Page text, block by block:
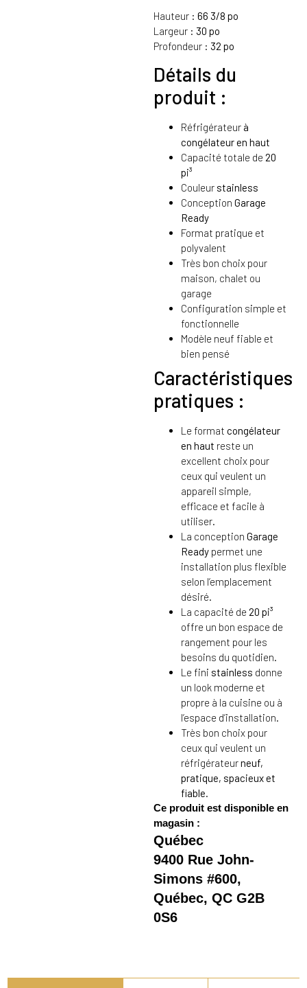
Hauteur : 66 3/8 po
Largeur : 30 po
Profondeur : 32 po
Détails du
produit :
Réfrigérateur à
congélateur en haut
Capacité totale de 20
pi³
Couleur stainless
Conception Garage
Ready
Format pratique et
polyvalent
Très bon choix pour
maison, chalet ou
garage
Configuration simple et
fonctionnelle
Modèle neuf fiable et
bien pensé
Caractéristiques
pratiques :
Le format congélateur
en haut reste un
excellent choix pour
ceux qui veulent un
appareil simple,
efficace et facile à
utiliser.
La conception Garage
Ready permet une
installation plus flexible
selon l’emplacement
désiré.
La capacité de 20 pi³
offre un bon espace de
rangement pour les
besoins du quotidien.
Le fini stainless donne
un look moderne et
propre à la cuisine ou à
l’espace d’installation.
Très bon choix pour
ceux qui veulent un
réfrigérateurneuf,
pratique, spacieux et
fiable.
Ce produit est disponible en
magasin :
Québec
9400 Rue John-
Simons #600,
Québec, QC G2B
0S6